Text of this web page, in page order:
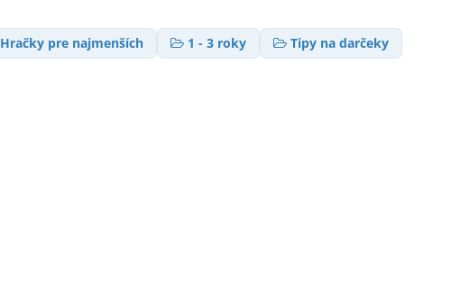
Hračky pre najmenších 1 - 3 roky
Tipy na darčeky